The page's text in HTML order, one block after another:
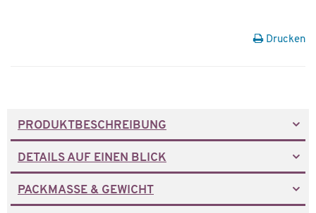
Drucken
PRODUKTBESCHREIBUNG
DETAILS AUF EINEN BLICK
PACKMASSE & GEWICHT